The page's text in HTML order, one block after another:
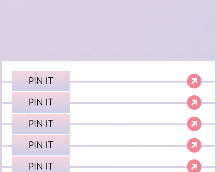
PIN IT
PIN IT
PIN IT
PIN IT
PIN IT